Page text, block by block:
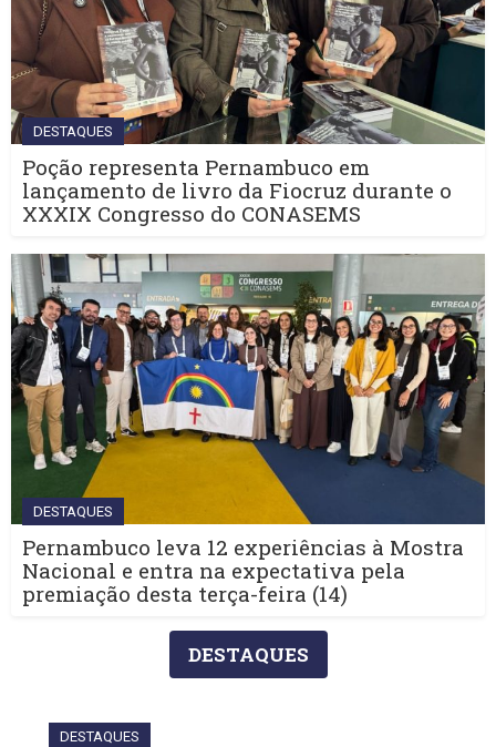
DESTAQUES
Poção representa Pernambuco em
lançamento de livro da Fiocruz durante o
XXXIX Congresso do CONASEMS
DESTAQUES
Pernambuco leva 12 experiências à Mostra
Nacional e entra na expectativa pela
premiação desta terça-feira (14)
DESTAQUES
DESTAQUES